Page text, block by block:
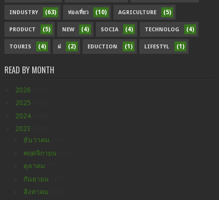
INDUSTRY (63) ท่องเที่ยว (10) AGRICULTURE (5)
PRODUCT (5) NEW (4) SOCIA (4) TECHNOLOG (4)
TOURIS (4) ฝ (2) EDUCTION (1) LIFESTYL (1)
READ BY MONTH
2026
2025
2024
2023
ธันวาคม
พฤศจิกายน
ตุลาคม
กันยายน
สิงหาคม